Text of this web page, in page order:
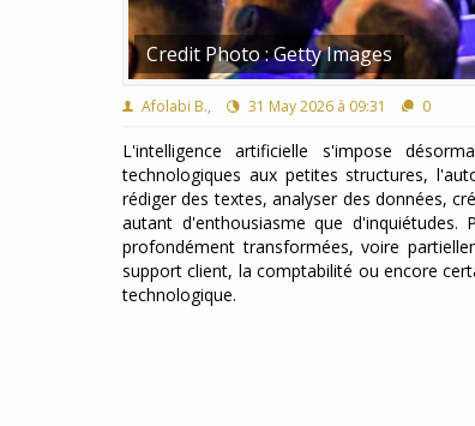
Credit Photo : Getty Images
Afolabi B., 31 May 2026 à 09:31 0
L'intelligence artificielle s'impose
technologiques aux petites structures,
rédiger des textes, analyser des données,
autant d'enthousiasme que d'inquiétudes.
profondément transformées, voire
support client, la comptabilité ou encore
technologique.